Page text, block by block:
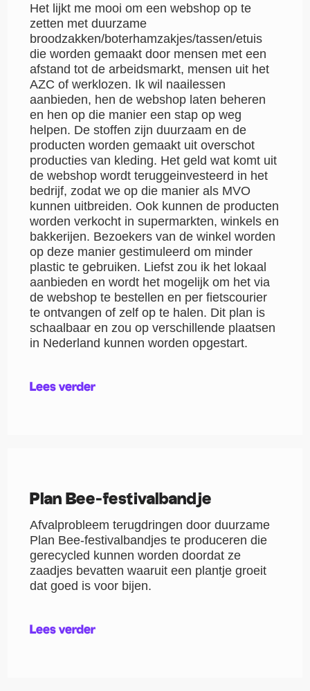
Het lijkt me mooi om een webshop op te
zetten met duurzame
broodzakken/boterhamzakjes/tassen/etuis
die worden gemaakt door mensen met een
afstand tot de arbeidsmarkt, mensen uit het
AZC of werklozen. Ik wil naailessen
aanbieden, hen de webshop laten beheren
en hen op die manier een stap op weg
helpen. De stoffen zijn duurzaam en de
producten worden gemaakt uit overschot
producties van kleding. Het geld wat komt uit
de webshop wordt teruggeinvesteerd in het
bedrijf, zodat we op die manier als MVO
kunnen uitbreiden. Ook kunnen de producten
worden verkocht in supermarkten, winkels en
bakkerijen. Bezoekers van de winkel worden
op deze manier gestimuleerd om minder
plastic te gebruiken. Liefst zou ik het lokaal
aanbieden en wordt het mogelijk om het via
de webshop te bestellen en per fietscourier
te ontvangen of zelf op te halen. Dit plan is
schaalbaar en zou op verschillende plaatsen
in Nederland kunnen worden opgestart.
Lees verder
Plan Bee-festivalbandje
Afvalprobleem terugdringen door duurzame
Plan Bee-festivalbandjes te produceren die
gerecycled kunnen worden doordat ze
zaadjes bevatten waaruit een plantje groeit
dat goed is voor bijen.
Lees verder